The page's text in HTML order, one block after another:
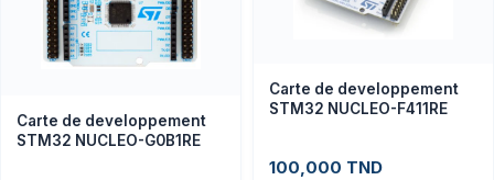
Carte de developpement
STM32 NUCLEO-G0B1RE
Carte de developpement
STM32 NUCLEO-F411RE
100,000 TND